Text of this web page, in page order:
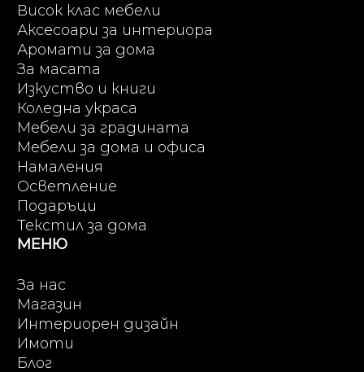
Висок клас мебели
Аксесоари за интериора
Аромати за дома
За масата
Изкуство и книги
Коледна украса
Мебели за градината
Мебели за дома и офиса
Намаления
Осветление
Подаръци
Текстил за дома
МЕНЮ
За нас
Магазин
Интериорен дизайн
Имоти
Блог